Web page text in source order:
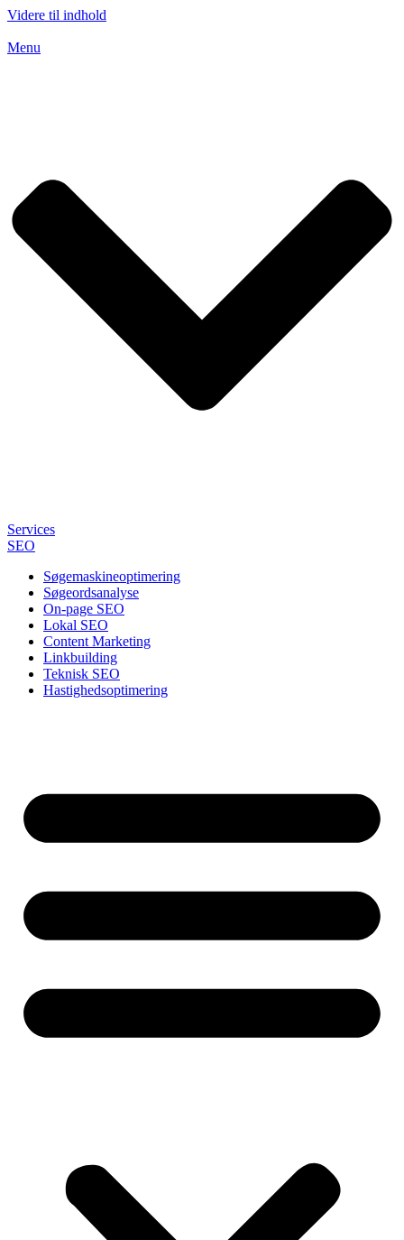
Videre til indhold
Menu
Services
SEO
Søgemaskineoptimering
Søgeordsanalyse
On-page SEO
Lokal SEO
Content Marketing
Linkbuilding
Teknisk SEO
Hastighedsoptimering